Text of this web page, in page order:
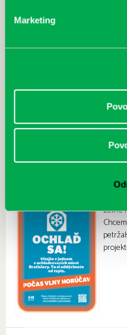
Marketing
Najnovšie
„Ochlaď sa!“ v
Letné